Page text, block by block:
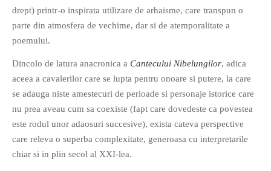
PAGINI
Descarca povestirea Floare
Albastra!
Download 101 Movie
drept) printr-o inspirata utilizare de arhaisme, care transpun o
parte din atmosfera de vechime, dar si de atemporalitate a
poemului.
Dincolo de latura anacronica a Cantecului Nibelungilor, adica
aceea a cavalerilor care se lupta pentru onoare si putere, la care
se adauga niste amestecuri de perioade si personaje istorice care
nu prea aveau cum sa coexiste (fapt care dovedeste ca povestea
este rodul unor adaosuri succesive), exista cateva perspective
care releva o superba complexitate, generoasa cu interpretarile
chiar si in plin secol al XXI-lea.